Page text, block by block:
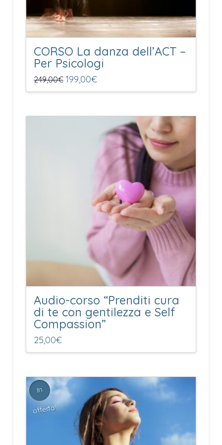
CORSO La danza dell’ACT –
Per Psicologi
249,00€ Il
prezzo
originale
199,00€Il
attuale
Audio-corso “Prenditi cura
di te con gentilezza e Self
Compassion”
25,00€
In
offerta!